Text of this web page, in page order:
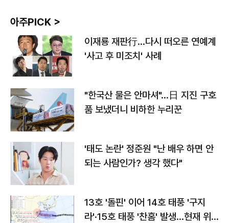
아주PICK >
이재룡 재판行…다시 떠오른 연예계
'사고 후 미조치' 사례
"한국산 물은 안마셔"…日 지진 구호
품 보냈더니 비하한 누리꾼
'태도 논란' 정준원 "난 배우 하면 안
되는 사람인가? 생각 했다"
13호 '돌핀' 이어 14호 태풍 '구지
라'·15호 태풍 '찬홈' 발생…현재 위